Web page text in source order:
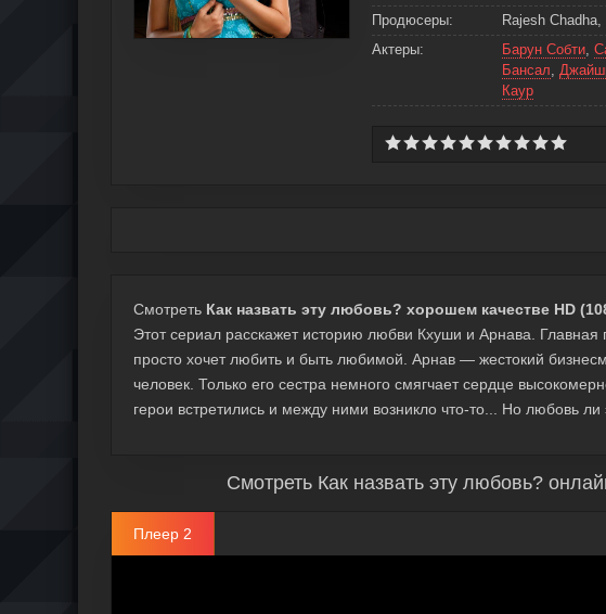
Продюсеры:
Rajesh
Актеры:
Барун Собти,
Бансал,
Каур
Смотреть Как назвать эту любовь? хорошем качестве HD
Этот сериал расскажет историю любви Кхуши и Арнава.
просто хочет любить и быть любимой. Арнав — жестокий
человек. Только его сестра немного смягчает сердце
герои встретились и между ними возникло что-то... Но любовь
Смотреть Как назвать эту любовь?
Плеер 2